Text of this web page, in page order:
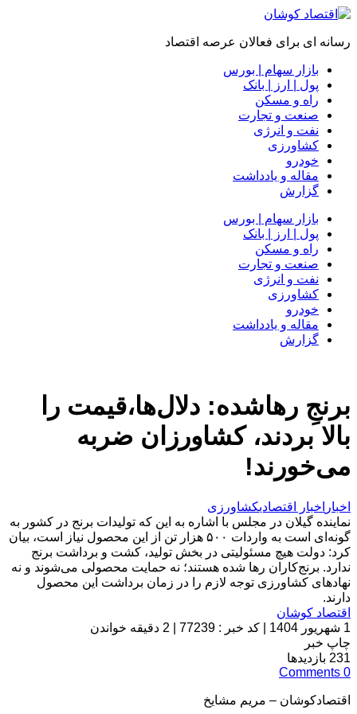
رسانه ای برای فعالان عرصه اقتصاد
بازار سهام | بورس
پول | ارز | بانک
راه و مسکن
صنعت و تجارت
نفت و انرژی
کشاورزی
خودرو
مقاله و یادداشت
گزارش
بازار سهام | بورس
پول | ارز | بانک
راه و مسکن
صنعت و تجارت
نفت و انرژی
کشاورزی
خودرو
مقاله و یادداشت
گزارش
برنجِ رهاشده: دلال‌ها،قیمت را
بالا بردند، کشاورزان ضربه
می‌خورند!
اخبار اخبار اقتصادیکشاورزی
نماینده گیلان در مجلس با اشاره به این که تولیدات برنج در کشور به
گونه‌ای است به واردات ۵۰۰ هزار تن از این محصول نیاز است، بیان
کرد: دولت هیچ مسئولیتی در بخش تولید، کشت و برداشت برنج
ندارد. برنج‌کاران رها شده هستند؛ نه حمایت محصولی می‌شوند و نه
نهادهای کشاورزی توجه لازم را در زمان برداشت این محصول
دارند.
اقتصاد کوشان
1 شهریور 1404
کد خبر : 77239
2 دقیقه خواندن
چاپ خبر
231 بازدیدها
0
Comments
اقتصادکوشان – مریم مشایخ